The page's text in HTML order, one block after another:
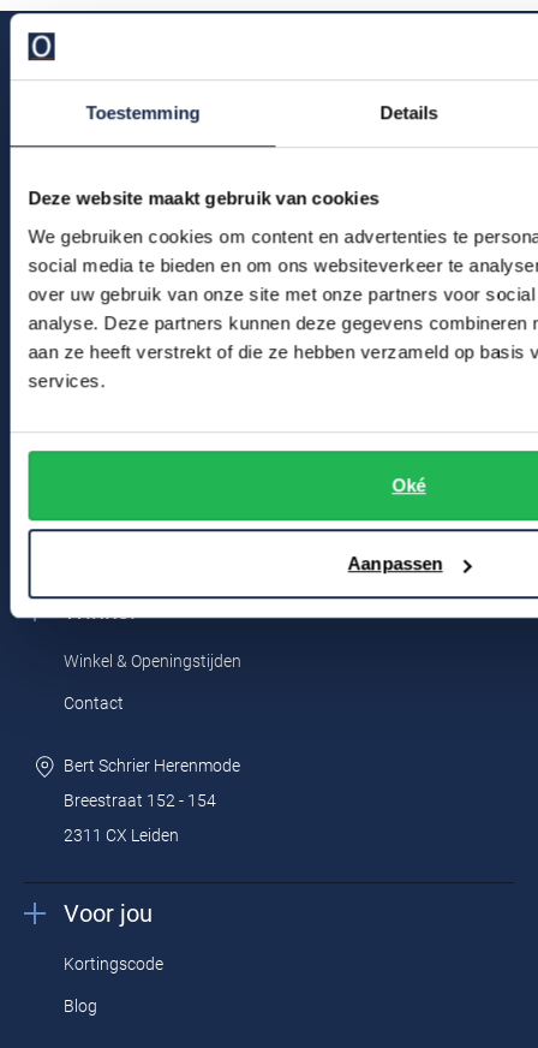
Toestemming Details
Deze website maakt gebruik van cookies
We gebruiken cookies om content en advertenties te
social media te bieden en om ons websiteverkeer te
over uw gebruik van onze site met onze partners voor
analyse. Deze partners kunnen deze gegevens combineren
aan ze heeft verstrekt of die ze hebben verzameld op basis
services.
Oké
Aanpassen
Klantenservice
Bestelinformatie
Betaalinformatie
Verzendkosten & verzending
Ruilen & retourneren
Klachtenafhandeling
Kledingonderhoud
Winkel
Winkel & Openingstijden
Contact
Bert Schrier Herenmode
Breestraat 152 - 154
2311 CX Leiden
Voor jou
Kortingscode
Blog